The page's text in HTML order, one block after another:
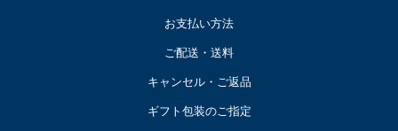
お支払い方法
ご配送・送料
キャンセル・ご返品
ギフト包装のご指定